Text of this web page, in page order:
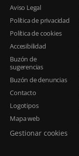
Aviso Legal
Política de privacidad
Política de cookies
Accesibilidad
Buzón de
sugerencias
Buzón de denuncias
Contacto
Logotipos
Mapa web
Gestionar cookies